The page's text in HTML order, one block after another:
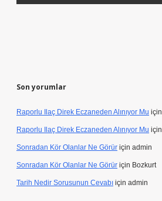
Son yorumlar
Raporlu Ilaç Direk Eczaneden Alınıyor Mu için
Raporlu Ilaç Direk Eczaneden Alınıyor Mu için
Sonradan Kör Olanlar Ne Görür için admin
Sonradan Kör Olanlar Ne Görür için Bozkurt
Tarih Nedir Sorusunun Cevabı için admin